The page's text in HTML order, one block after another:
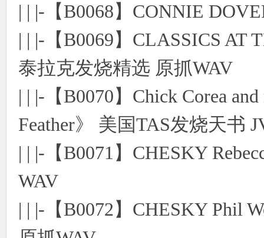
| | |-【B0068】CONNIE
| | |-【B0069】CLASSICS AT
泰拉克发烧精选 原抓WAV
| | |-【B0070】Chick Corea
Feather》 美国TAS发烧天书
| | |-【B0071】CHESKY
WAV
| | |-【B0072】CHESKY Phil